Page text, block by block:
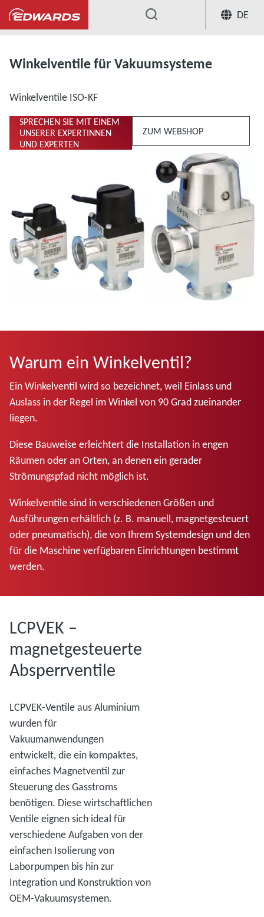
DE
... Umfangreiches Sortiment an Ventilen für
Winkelventile für Vakuumsysteme
Winkelventile ISO-KF
SPRECHEN SIE MIT EINEM
UNSERER EXPERTINNEN
UND EXPERTEN
ZUM WEBSHOP
Warum ein Winkelventil?
Ein Winkelventil wird so bezeichnet, weil Einlass und
Auslass in der Regel im Winkel von 90 Grad zueinander
liegen.
Diese Bauweise erleichtert die Installation in engen
Räumen oder an Orten, an denen ein gerader
Strömungspfad nicht möglich ist.
Winkelventile sind in verschiedenen Größen und
Ausführungen erhältlich (z. B. manuell, magnetgesteuert
oder pneumatisch), die von Ihrem Systemdesign und den
für die Maschine verfügbaren Einrichtungen bestimmt
werden.
LCPVEK –
magnetgesteuerte
Absperrventile
LCPVEK-Ventile aus Aluminium
wurden für
Vakuumanwendungen
entwickelt, die ein kompaktes,
einfaches Magnetventil zur
Steuerung des Gasstroms
benötigen. Diese wirtschaftlichen
Ventile eignen sich ideal für
verschiedene Aufgaben von der
einfachen Isolierung von
Laborpumpen bis hin zur
Integration und Konstruktion von
OEM-Vakuumsystemen.